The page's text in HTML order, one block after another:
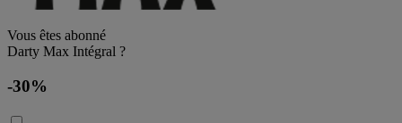
Vous êtes abonné
Darty Max Intégral ?
-30%